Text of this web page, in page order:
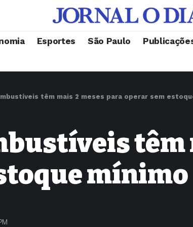
Esportes São Paulo
têm mais 2 meses para operar sem
têm
mínimo